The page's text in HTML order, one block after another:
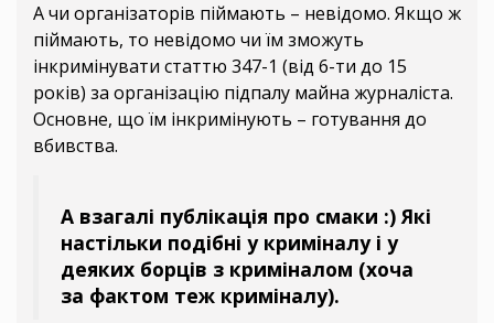
А чи організаторів піймають – невідомо. Якщо ж
піймають, то невідомо чи їм зможуть
інкримінувати статтю 347-1 (від 6-ти до 15
років) за організацію підпалу майна журналіста.
Основне, що їм інкримінують – готування до
вбивства.
А взагалі публікація про смаки :) Які
настільки подібні у криміналу і у
деяких борців з криміналом (хоча
за фактом теж криміналу).